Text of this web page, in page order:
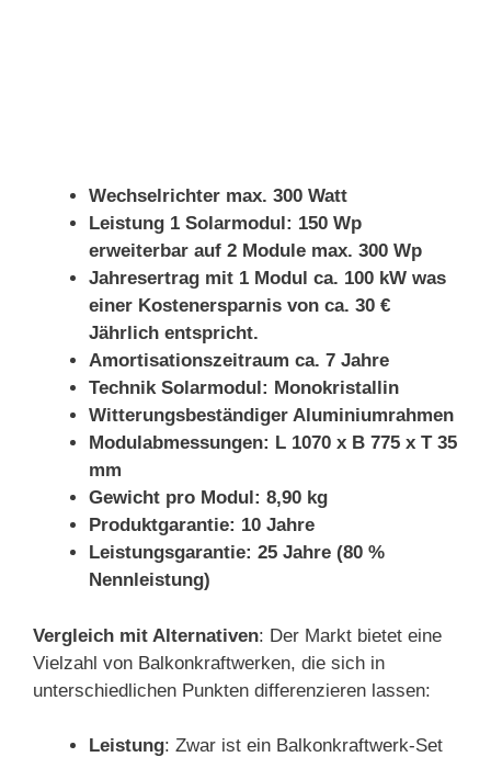
Wechselrichter max. 300 Watt
Leistung 1 Solarmodul: 150 Wp
erweiterbar auf 2 Module max. 300 Wp
Jahresertrag mit 1 Modul ca. 100 kW was
einer Kostenersparnis von ca. 30 €
Jährlich entspricht.
Amortisationszeitraum ca. 7 Jahre
Technik Solarmodul: Monokristallin
Witterungsbeständiger Aluminiumrahmen
Modulabmessungen: L 1070 x B 775 x T 35
mm
Gewicht pro Modul: 8,90 kg
Produktgarantie: 10 Jahre
Leistungsgarantie: 25 Jahre (80 %
Nennleistung)
Vergleich mit Alternativen: Der Markt bietet eine
Vielzahl von Balkonkraftwerken, die sich in
unterschiedlichen Punkten differenzieren lassen:
Leistung: Zwar ist ein Balkonkraftwerk-Set